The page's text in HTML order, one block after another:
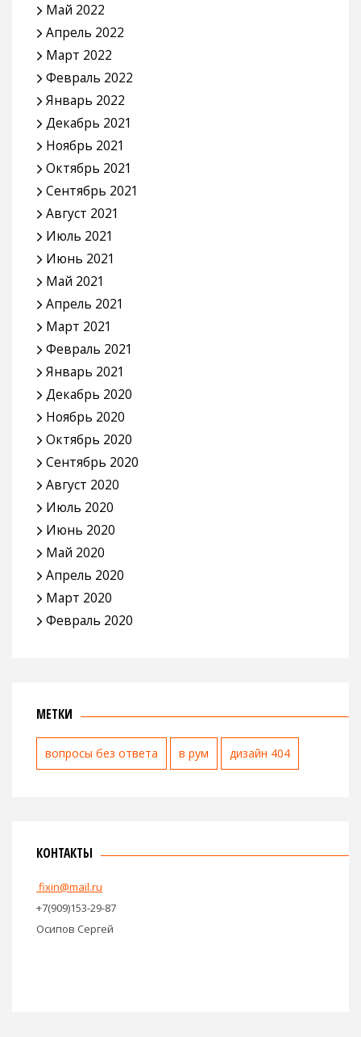
Май 2022
Апрель 2022
Март 2022
Февраль 2022
Январь 2022
Декабрь 2021
Ноябрь 2021
Октябрь 2021
Сентябрь 2021
Август 2021
Июль 2021
Июнь 2021
Май 2021
Апрель 2021
Март 2021
Февраль 2021
Январь 2021
Декабрь 2020
Ноябрь 2020
Октябрь 2020
Сентябрь 2020
Август 2020
Июль 2020
Июнь 2020
Май 2020
Апрель 2020
Март 2020
Февраль 2020
МЕТКИ
вопросы без ответа в рум дизайн 404
КОНТАКТЫ
fixin@mail.ru
+7(909)153-29-87
Осипов Сергей